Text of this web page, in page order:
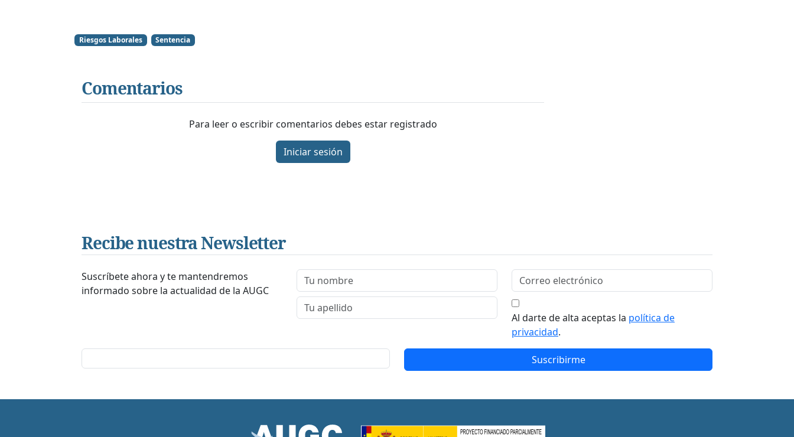
Riesgos Laborales Sentencia
Comentarios
Para leer o escribir comentarios debes estar registrado
Iniciar sesión
Recibe nuestra Newsletter
Suscríbete ahora y te mantendremos
informado sobre la actualidad de la AUGC
Al darte de alta aceptas la política de
privacidad.
Suscribirme